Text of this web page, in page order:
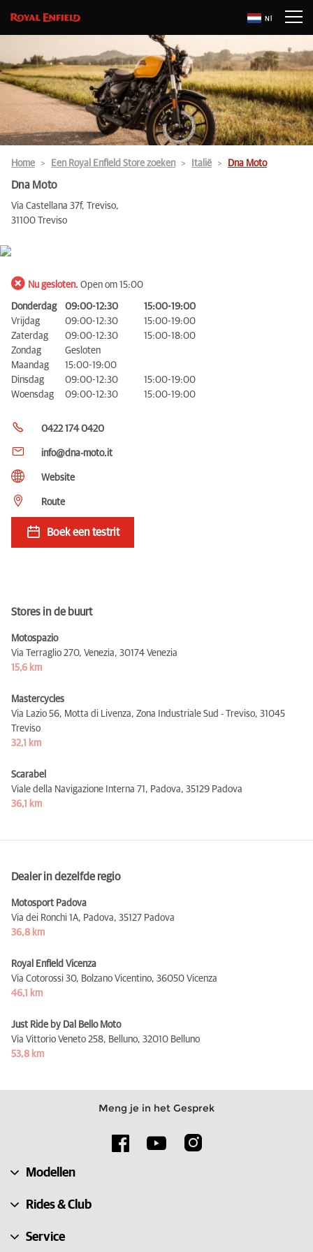
Nl
Home Een Royal Enfield Store zoeken Italië Dna Moto
Dna Moto
Via Castellana 37f, Treviso,
31100 Treviso
Nu gesloten. Open om 15:00
Donderdag 09:00-12:30
15:00-19:00
Vrijdag
09:00-12:30
15:00-19:00
Zaterdag
09:00-12:30
15:00-18:00
Zondag
Gesloten
Maandag
15:00-19:00
Dinsdag
09:00-12:30
15:00-19:00
Woensdag
09:00-12:30 15:00-19:00
0422 174 0420
info@dna-moto.it
Website
Route
Boek een testrit
Stores in de buurt
Motospazio
Via Terraglio 270, Venezia, 30174 Venezia
15,6 km
Mastercycles
Via Lazio 56, Motta di Livenza, Zona Industriale Sud - Treviso, 31045
Treviso
32,1 km
Scarabel
Viale della Navigazione Interna 71, Padova, 35129 Padova
36,1 km
Dealer in dezelfde regio
Motosport Padova
Via dei Ronchi 1A, Padova, 35127 Padova
36,8 km
Royal Enfield Vicenza
Via Cotorossi 30, Bolzano Vicentino, 36050 Vicenza
46,1 km
Just Ride by Dal Bello Moto
Via Vittorio Veneto 258, Belluno, 32010 Belluno
53,8 km
Meng je in het Gesprek
Modellen
Rides & Club
Service